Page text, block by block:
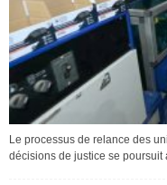
Le processus de relance des
décisions de justice se poursuit